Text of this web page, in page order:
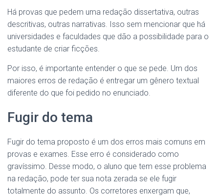
Há provas que pedem uma redação dissertativa, outras
descritivas, outras narrativas. Isso sem mencionar que há
universidades e faculdades que dão a possibilidade para o
estudante de criar ficções.
Por isso, é importante entender o que se pede. Um dos
maiores erros de redação é entregar um gênero textual
diferente do que foi pedido no enunciado.
Fugir do tema
Fugir do tema proposto é um dos erros mais comuns em
provas e exames. Esse erro é considerado como
gravíssimo. Desse modo, o aluno que tem esse problema
na redação, pode ter sua nota zerada se ele fugir
totalmente do assunto. Os corretores enxergam que,